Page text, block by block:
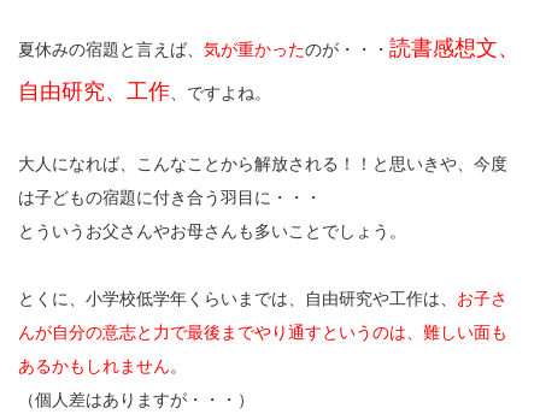
夏休みの宿題と言えば、 気が重かったのが・・・ 読書感想文、
自由研究、工作、ですよね。
大人になれば、こんなことから解放される！！と思いきや、今度
は子どもの宿題に付き合う羽目に・・・
とういうお父さんやお母さんも多いことでしょう。
とくに、小学校低学年くらいまでは、自由研究や工作は、 お子さ
んが自分の意志と力で最後までやり通すというのは、難しい面も
あるかもしれません。
（個人差はありますが・・・）